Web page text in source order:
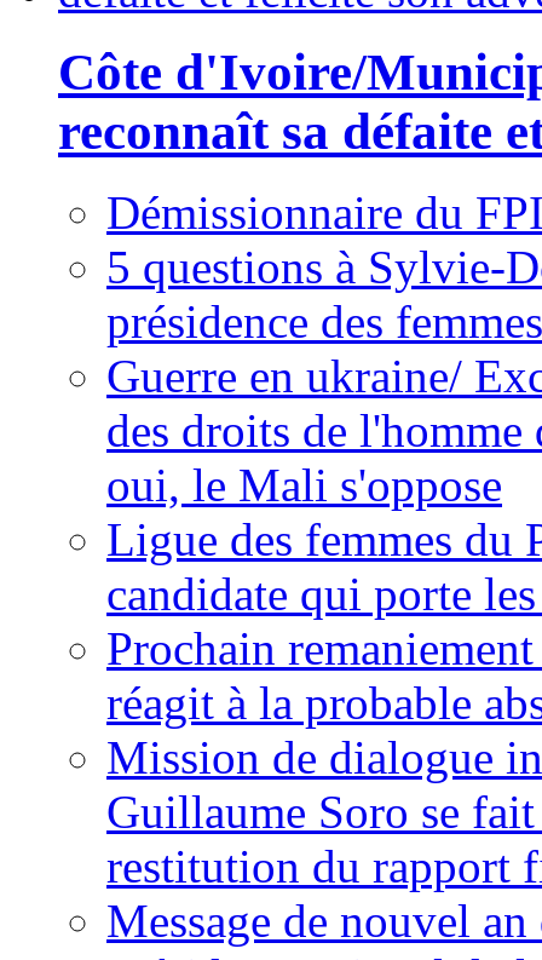
Côte d'Ivoire/
reconnaît sa défaite
Démissionnaire du
5 questions à Sylvie-
présidence des
Guerre en ukraine/
des droits de
oui, le Mali s'oppose
Ligue des femmes du
candidate qui porte
Prochain
réagit à la probable
Mission de dialogue
Guillaume Soro se
restitution du rapport
Message de nouvel